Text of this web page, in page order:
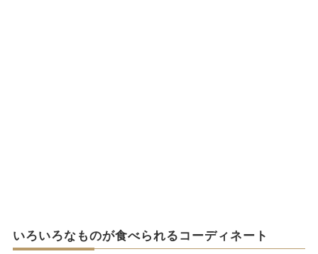
いろいろなものが食べられるコーディネート